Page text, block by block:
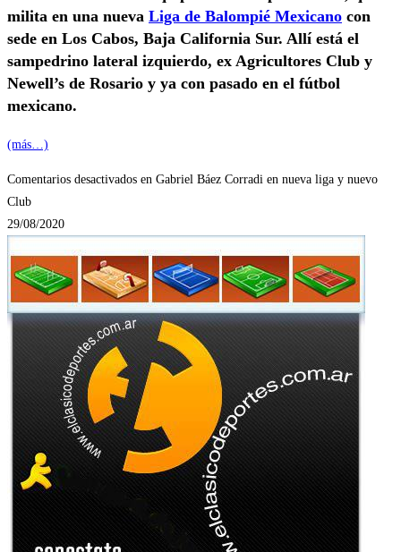
milita en una nueva Liga de Balompié Mexicano con
sede en Los Cabos, Baja California Sur. Allí está el
sampedrino lateral izquierdo, ex Agricultores Club y
Newell’s de Rosario y ya con pasado en el fútbol
mexicano.
(más…)
Comentarios desactivados en Gabriel Báez Corradi en nueva liga y nuevo
Club
29/08/2020